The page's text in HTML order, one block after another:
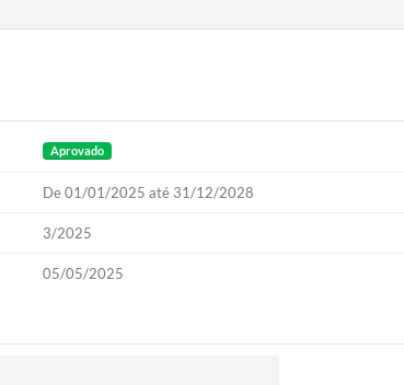
Aprovado
De 01/01/2025 até 31/12/2028
3/2025
05/05/2025